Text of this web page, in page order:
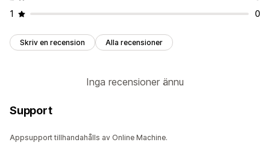
1
0
Skriv en recension Alla recensioner
Inga recensioner ännu
Support
Appsupport tillhandahålls av Online Machine.